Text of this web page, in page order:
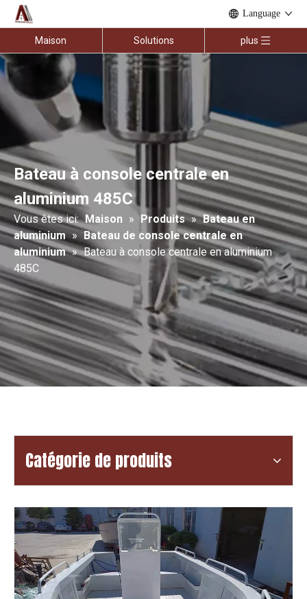
Language
Maison Solutions plus
Bateau à console centrale en
aluminium 485C
Vous êtes ici: Maison » Produits » Bateau en
aluminium » Bateau de console centrale en
aluminium » Bateau à console centrale en aluminium
485C
Catégorie de produits